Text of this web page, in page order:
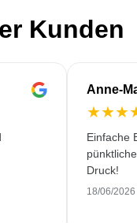
Kunden
Anne-
★★★
Einfache
Druck!
18/06/2026